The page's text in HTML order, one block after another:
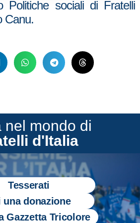
Politiche sociali di Fratelli
Canu.
nel mondo di
d'Italia
Tesserati
una donazione
Gazzetta Tricolore